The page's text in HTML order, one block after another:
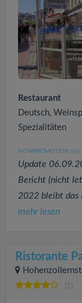
Restaurant
Deutsch,
Spezialitäten
HOWPROMOTION (366
Update
Bericht (nicht
2022 bleibt das
mehr lesen
Ristorante